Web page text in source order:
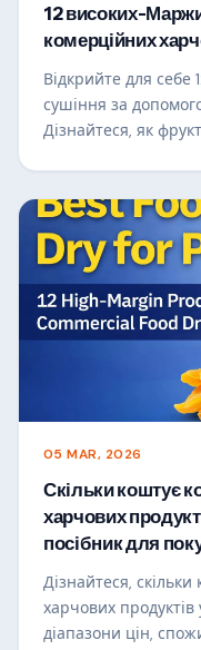
12 високих-
комерційних
Відкрийте для себе
сушіння за
Дізнайтеся, як
05 MAR, 2026
Скільки коштує
харчових
посібник для
Дізнайтеся,
харчових
діапазони цін,